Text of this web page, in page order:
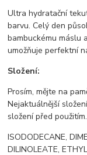
Ultra hydratační
barvu. Celý den
bambuckému máslu
umožňuje perfektní
Složení:
Prosím, mějte na
Nejaktuálnější
složení před použitím.
ISODODECANE,
DILINOLEATE,